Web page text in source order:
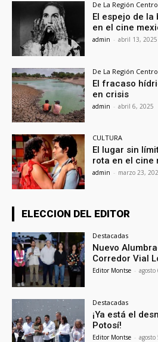
De La Región Centro
El espejo de
en el cine
admin - abril 13, 2025
De La Región Centro
El fracaso
en crisis
admin - abril 6, 2025
CULTURA
El lugar sin
rota en el cine
admin - marzo 23,
ELECCION DEL EDITOR
Destacadas
Nuevo
Corredor Vial
Editor Montse -
Destacadas
¡Ya está el
Potosí!
Editor Montse -